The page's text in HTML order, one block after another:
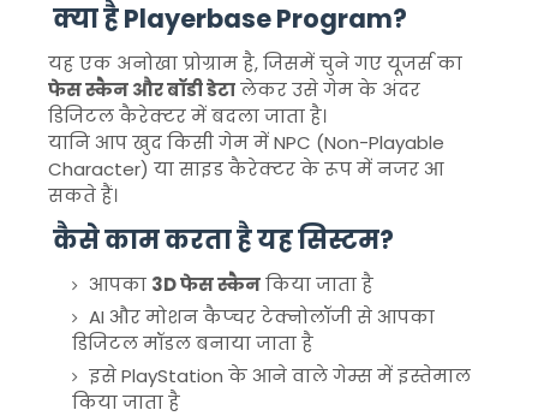
क्या है Playerbase Program?
यह एक अनोखा प्रोग्राम है, जिसमें चुने गए यूजर्स का
फेस स्कैन और बॉडी डेटालेकर उसे गेम के अंदर
डिजिटल कैरेक्टर में बदला जाता है।
यानि आप खुद किसी गेम में NPC (Non-Playable
Character) या साइड कैरेक्टर के रूप में नजर आ
सकते हैं।
कैसे काम करता है यह सिस्टम?
आपका 3D फेस स्कैनकिया जाता है
AI और मोशन कैप्चर टेक्नोलॉजी से आपका
डिजिटल मॉडल बनाया जाता है
इसे PlayStation के आने वाले गेम्स में इस्तेमाल
किया जाता है